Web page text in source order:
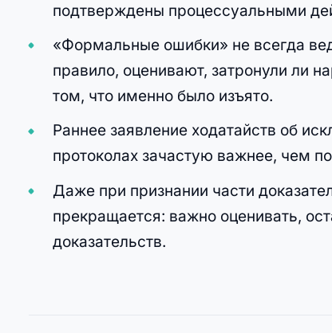
подтверждены процессуальными
«Формальные ошибки» не всегда
правило, оценивают, затронули ли
том, что именно было изъято.
Раннее заявление ходатайств об
протоколах зачастую важнее, чем
Даже при признании части
прекращается: важно оценивать,
доказательств.